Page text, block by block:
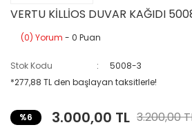
VERTU KİLLİOS DUVAR KAĞIDI
(0) Yorum - 0 Puan
Stok Kodu
5008-3
*277,88 TL den başlayan taksitlerle!
%6 3.000,00 TL 3.200,00